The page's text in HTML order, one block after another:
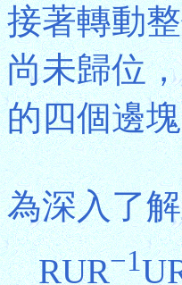
接著轉動
尚未歸位
的四個邊
為深入了
RUR−1